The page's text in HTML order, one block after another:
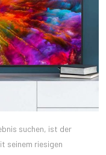
suchen, ist der
seinem riesigen